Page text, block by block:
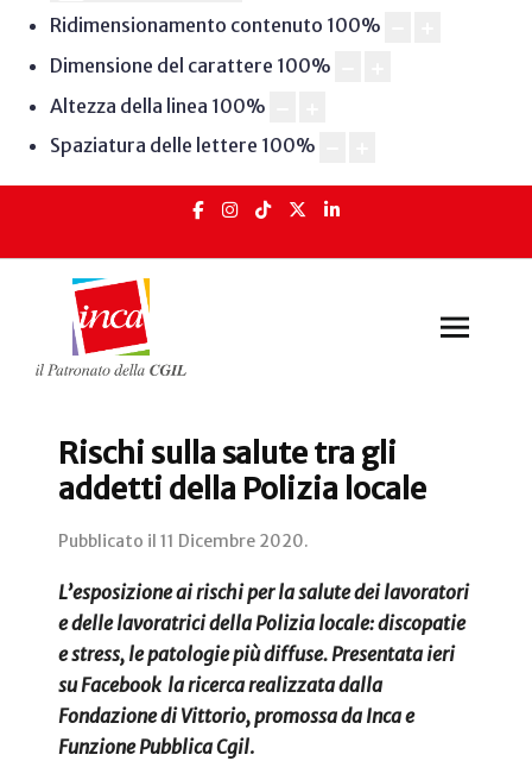
Ridimensionamento contenuto 100%
Dimensione del carattere 100%
Altezza della linea 100%
Spaziatura delle lettere 100%
Rischi sulla salute tra gli
addetti della Polizia locale
Pubblicato il 11 Dicembre 2020.
L’esposizione ai rischi per la salute dei lavoratori
e delle lavoratrici della Polizia locale: discopatie
e stress, le patologie più diffuse. Presentata ieri
su Facebook la ricerca realizzata dalla
Fondazione di Vittorio, promossa da Inca e
Funzione Pubblica Cgil.